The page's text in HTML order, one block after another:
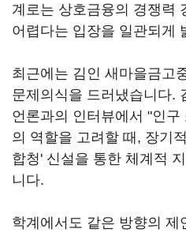
계로는 상호금융의 경쟁력
어렵다는 입장을 일관되게
최근에는 김인 새마을금고
문제의식을 드러냈습니다.
언론과의 인터뷰에서 "인
의 역할을 고려할 때, 장기
합청' 신설을 통한 체계적
니다.
학계에서도 같은 방향의 제